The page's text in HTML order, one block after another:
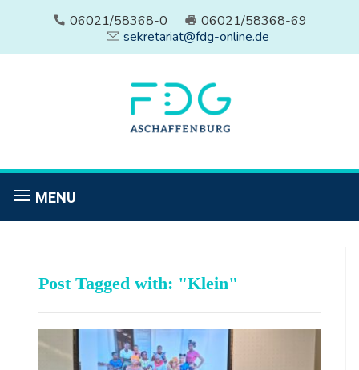
06021/58368-0
06021/58368-69
sekretariat@fdg-online.de
MENU
Post Tagged with: "Klein"